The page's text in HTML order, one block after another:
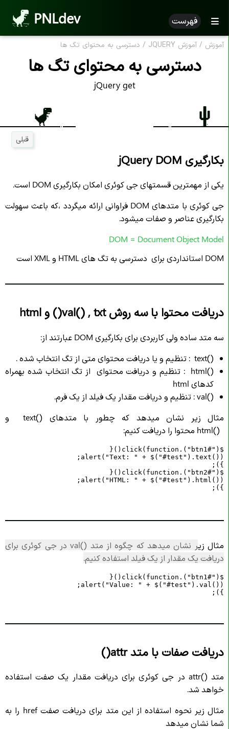
PNLdev فهرست
آموزش / آموزش JQUERY / دسترسی به محتوای تگ ها
دسترسی به محتوای تگ ها
jQuery get
قبلی
بکارگیری jQuery DOM
یکی از مهمترین قسمتهای جی کوئری امکان بکارگیری DOM است.
جی کوئری با متدهای DOM فراوانی ارائه میگردد ،که باعث سهولت
بکارگیری عناصر و صفات میشود.
DOM = Document Object Model
DOM استانداردی برای دسترسی به تگ های HTML و XML است
دریافت محتوا با سه روش val() , txt() و html
سه متد ساده ولی کاربردی برای بکارگیری DOM عبارتند از:
text() : تنظیم و یا دریافت محتوای متی از تگ انتخاب شده .
html() : تنظیم و دریافت محتوای از تگ انتخاب شده بهمراه
کدهای html
val(): تنظیم و دریافت مقدار یک فیلد از یک فرم.
مثال زیر نشان میدهد که چطور با متدهای text() و
html() محتوا را دریافت کنیم:
});
مثال زیر نشان میدهد که چگوه از متد val()در جی کوئری برای
دریافت یک مقدار از یک فیلد استفاده کنیم.
});
دریافت صفات با متد attr()
متد attr() در جی کوئری برای دریافت مقدار یک صفت استفاده
خواهد شد.
مثال زیر نحوه استفاده از این متد برای دریافت صفت href را به
شما نشان میدهد